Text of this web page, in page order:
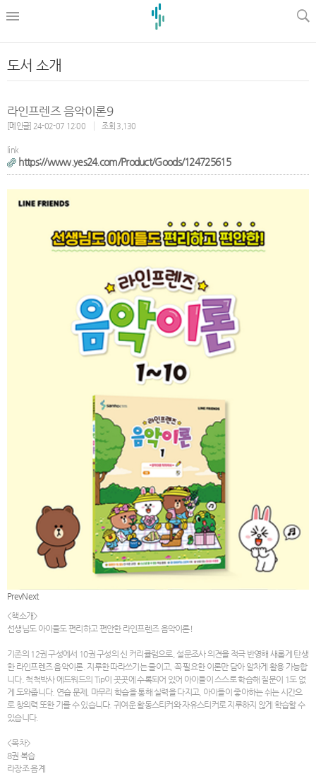
도서 소개
라인프렌즈 음악이론9
[메인글] 24-02-07 12:00 조회 3,130
link
https://www.yes24.com/Product/Goods/124725615
PrevNext
<책소개>
선생님도 아이들도 편리하고 편안한 라인프렌즈 음악이론!
기존의 12권 구성에서 10권 구성의 신 커리큘럼으로, 설문조사 의견을 적극 반영해 새롭게 탄생
한 라인프렌즈 음악이론. 지루한 따라쓰기는 줄이고, 꼭 필요한 이론만 담아 알차게 활용 가능합
니다. 척척박사 에드워드의 Tip이 곳곳에 수록되어 있어 아이들이 스스로 학습해 질문이 1도 없
게 도와줍니다. 연습 문제, 마무리 학습을 통해 실력을 다지고, 아이들이 좋아하는 쉬는 시간으
로 창의력 또한 기를 수 있습니다. 귀여운 활동스티커와 자유스티커로 지루하지 않게 학습할 수
있습니다.
<목차>
8권 복습
라장조 음계